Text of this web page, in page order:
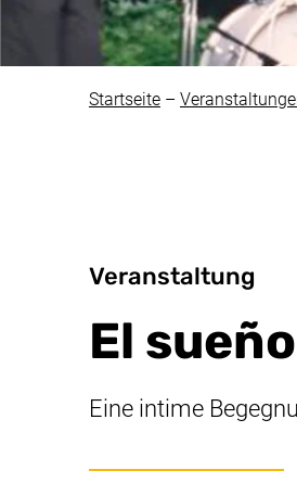
Startseite –
Veranstaltung
El sueño
Eine intime